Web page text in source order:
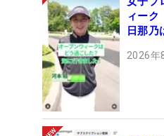
ィー
日那乃
2026年